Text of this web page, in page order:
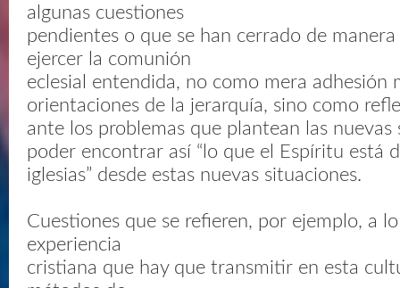
algunas cuestiones
pendientes o que se han cerrado de
ejercer la comunión
eclesial entendida, no como mera adhesión
orientaciones de la jerarquía, sino como
ante los problemas que plantean las nuevas
poder encontrar así “lo que el Espíritu está
iglesias” desde estas nuevas situaciones.
Cuestiones que se refieren, por ejemplo, a
experiencia
cristiana que hay que transmitir en esta